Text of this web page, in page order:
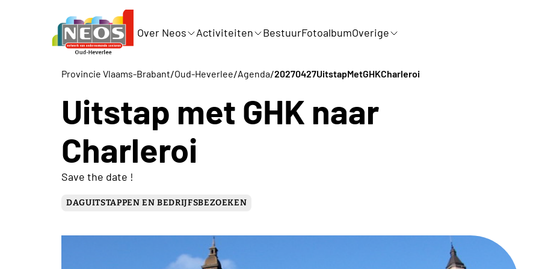
Over Neos Activiteiten BestuurFotoalbumOverige
Provincie Vlaams-Brabant/Oud-Heverlee/Agenda/20270427UitstapMetGHKCharleroi
Uitstap met GHK naar
Charleroi
Save the date !
DAGUITSTAPPEN EN BEDRIJFSBEZOEKEN